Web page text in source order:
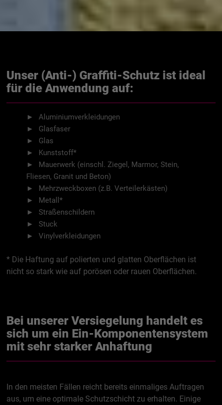
Unser (Anti-) Graffiti-Schutz ist ideal
für die Anwendung auf:
Aluminiumverkleidungen
Glasfaser
Glas
Kunststoff*
Mauerwerk (einschl. Ziegel, Marmor, Stein,
Fliesen, Granit und Beton)
Mehrzweckboxen (z.B. Verteilerkästen)
Metall*
Straßenschildern
Stuck
Vinylverkleidungen
* Die Haftung auf polierten und glatten Oberflächen ist
nicht so stark wie auf porösen oder rauen Oberflächen.
Bei unserer Versiegelung handelt es
sich um ein Ein-Komponentensystem
mit sehr starker Anhaftung
In den meisten Fällen reicht bereits einmaliges Auftragen
aus, um eine optimale Schutzschicht zu erhalten. Einige